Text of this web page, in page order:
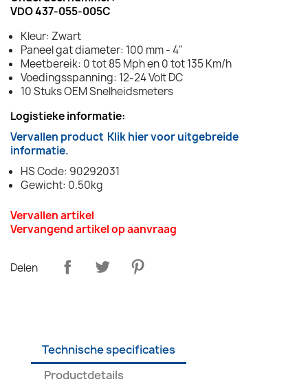
VDO 437-055-005C
Kleur: Zwart
Paneel gat diameter: 100 mm - 4"
Meetbereik: 0 tot 85 Mph en 0 tot 135 Km/h
Voedingsspanning: 12-24 Volt DC
10 Stuks OEM Snelheidsmeters
Logistieke informatie:
Vervallen product Klik hier voor uitgebreide
informatie.
HS Code: 90292031
Gewicht: 0.50kg
Vervallen artikel
Vervangend artikel op aanvraag
Delen
Technische specificaties
Productdetails